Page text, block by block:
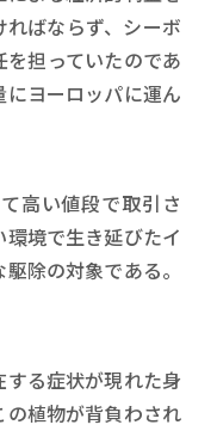
ばならず、シーボ
担っていたのであ
ヨーロッパに運ん
高い値段で取引さ
境で生き延びたイ
除の対象である。
る症状が現れた身
植物が背負わされ